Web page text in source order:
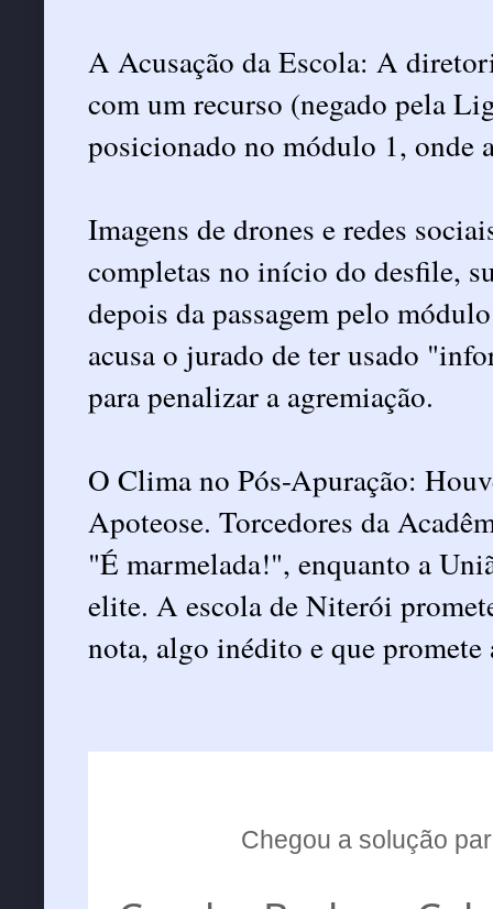
A Acusação da Escola: A
com um recurso (negado pela
posicionado no módulo 1, onde
Imagens de drones e redes
completas no início do desfile,
depois da passagem pelo
acusa o jurado de ter usado
para penalizar a agremiação.
O Clima no Pós-Apuração:
Apoteose. Torcedores da
"É marmelada!", enquanto a
elite. A escola de Niterói
nota, algo inédito e que
Chegou a solução